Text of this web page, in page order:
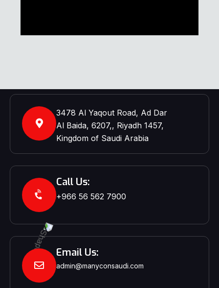
3478 Al Yaqout Road, Ad Dar
Al Baida, 6207,, Riyadh 1457,
Kingdom of Saudi Arabia
Call Us:
+966 56 562 7900‬‬
Email Us:
admin@manyconsaudi.com